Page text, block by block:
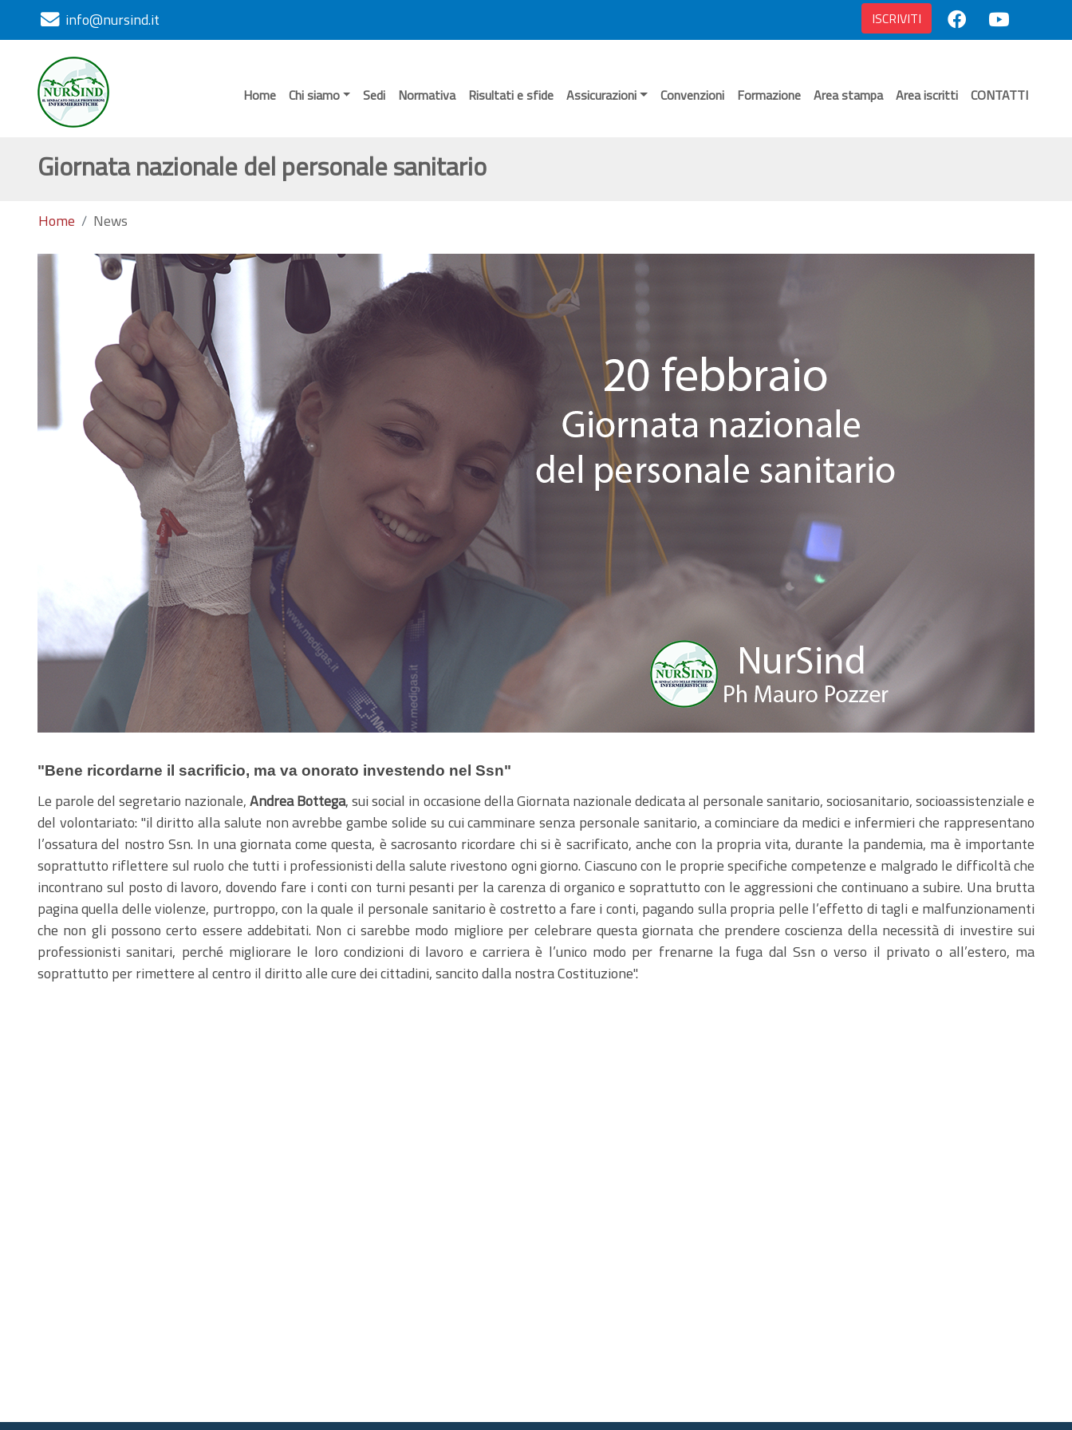
info@nursind.it ISCRIVITI
Home Chi siamo Sedi Normativa Risultati e sfide Assicurazioni Convenzioni Formazione Area stampa Area iscritti CONTATTI
Giornata nazionale del personale sanitario
Home News
"Bene ricordarne il sacrificio, ma va onorato investendo nel Ssn"
Le parole del segretario nazionale,Andrea Bottega, sui social in occasione della Giornata nazionale dedicata al personale sanitario, sociosanitario, socioassistenziale e
del volontariato: "il diritto alla salute non avrebbe gambe solide su cui camminare senza personale sanitario, a cominciare da medici e infermieri che rappresentano
l’ossatura del nostro Ssn. In una giornata come questa, è sacrosanto ricordare chi si è sacrificato, anche con la propria vita, durante la pandemia, ma è importante
soprattutto riflettere sul ruolo che tutti i professionisti della salute rivestono ogni giorno. Ciascuno con le proprie specifiche competenze e malgrado le difficoltà che
incontrano sul posto di lavoro, dovendo fare i conti con turni pesanti per la carenza di organico e soprattutto con le aggressioni che continuano a subire. Una brutta
pagina quella delle violenze, purtroppo, con la quale il personale sanitario è costretto a fare i conti, pagando sulla propria pelle l’effetto di tagli e malfunzionamenti
che non gli possono certo essere addebitati. Non ci sarebbe modo migliore per celebrare questa giornata che prendere coscienza della necessità di investire sui
professionisti sanitari, perché migliorare le loro condizioni di lavoro e carriera è l’unico modo per frenarne la fuga dal Ssn o verso il privato o all’estero, ma
soprattutto per rimettere al centro il diritto alle cure dei cittadini, sancito dalla nostra Costituzione".